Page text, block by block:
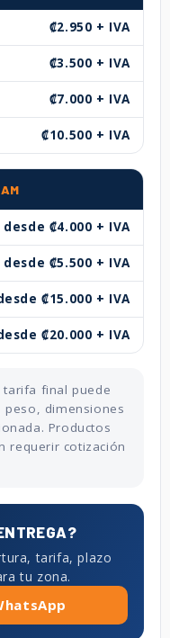
₡2.950 + IVA
₡3.500 + IVA
₡7.000 + IVA
₡10.500 + IVA
desde ₡4.000 + IVA
desde ₡5.500 + IVA
₡15.000 + IVA
₡20.000 + IVA
tarifa final puede
peso, dimensiones
Productos
requerir cotización
tarifa, plazo
tu zona.